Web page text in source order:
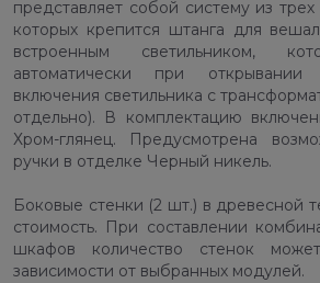
представляет собой систему из
которых крепится штанга для
встроенным светильником,
автоматически при
включения светильника с
отдельно). В комплектацию
Хром-глянец. Предусмотрена
ручки в отделке Черный никель.
Боковые стенки (2 шт.) в древесной
стоимость. При составлении
шкафов количество стенок
зависимости от выбранных модулей.